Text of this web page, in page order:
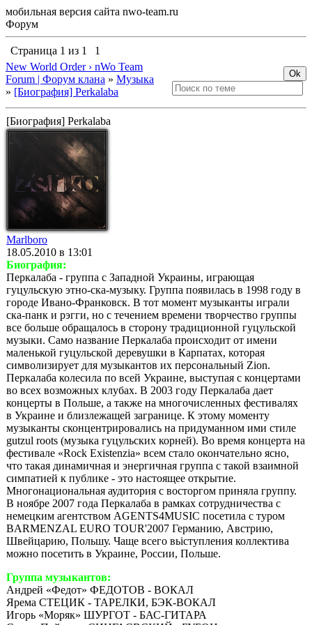
мобильная версия сайта nwo-team.ru
Форум
Страница 1 из 1
1
New World Order › nWo Team
Forum | Форум клана » Музыка
» [Биография] Perkalaba
[Биография] Perkalaba
Marlboro
18.05.2010 в 13:01
Биография:
Перкалаба - группа с Западной Украины, играющая
гуцульскую этно-ска-музыку. Группа появилась в 1998 году в
городе Ивано-Франковск. В тот момент музыканты играли
ска-панк и рэгги, но с течением времени творчество группы
все больше обращалось в сторону традиционной гуцульской
музыки. Само название Перкалаба происходит от имени
маленькой гуцульской деревушки в Карпатах, которая
символизирует для музыкантов их персональный Zion.
Перкалаба колесила по всей Украине, выступая с концертами
во всех возможных клубах. В 2003 году Перкалаба дает
концерты в Польше, а также на многочисленных фестивалях
в Украине и близлежащей загранице. К этому моменту
музыканты сконцентрировались на придуманном ими стиле
gutzul roots (музыка гуцульских корней). Во время концерта на
фестивале «Rock Existenzia» всем стало окончательно ясно,
что такая динамичная и энергичная группа с такой взаимной
симпатией к публике - это настоящее открытие.
Многонациональная аудитория с восторгом приняла группу.
В ноябре 2007 года Перкалаба в рамках сотрудничества с
немецким агентством AGENTS4MUSIC посетила с туром
BARMENZAL EURO TOUR'2007 Германию, Австрию,
Швейцарию, Польшу. Чаще всего вьіступления коллектива
можно посетить в Украине, России, Польше.
Группа музыкантов:
Андрей «Федот» ФЕДОТОВ - ВОКАЛ
Ярема СТЕЦИК - ТАРЕЛКИ, БЭК-ВОКАЛ
Игорь «Моряк» ШУРГОТ - БАС-ГИТАРА